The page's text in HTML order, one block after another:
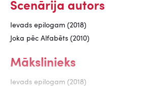
Scenārija autors
Ievads epilogam (2018)
Joka pēc Alfabēts (2010)
Mākslinieks
Ievads epilogam (2018)